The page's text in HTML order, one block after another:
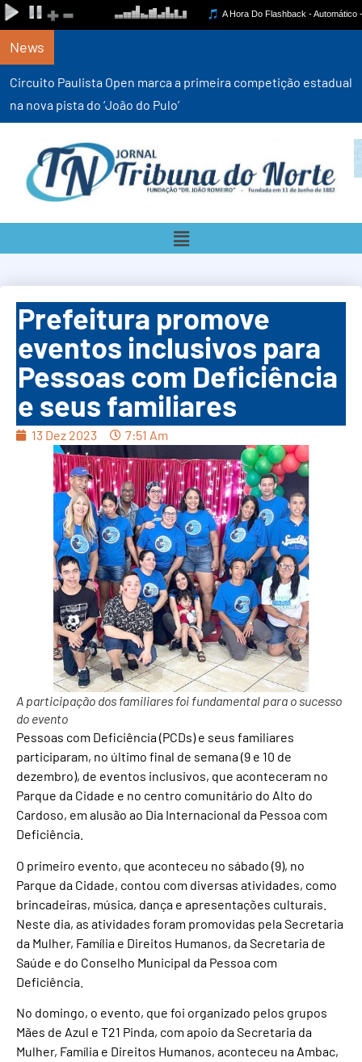
News
Circuito Paulista Open marca a primeira competição estadual
na nova pista do ‘João do Pulo’
Prefeitura promove
eventos inclusivos para
Pessoas com Deficiência
e seus familiares
13 Dez 2023 7:51 Am
A participação dos familiares foi fundamental para o sucesso
do evento
Pessoas com Deficiência (PCDs) e seus familiares
participaram, no último final de semana (9 e 10 de
dezembro), de eventos inclusivos, que aconteceram no
Parque da Cidade e no centro comunitário do Alto do
Cardoso, em alusão ao Dia Internacional da Pessoa com
Deficiência.
O primeiro evento, que aconteceu no sábado (9), no
Parque da Cidade, contou com diversas atividades, como
brincadeiras, música, dança e apresentações culturais.
Neste dia, as atividades foram promovidas pela Secretaria
da Mulher, Família e Direitos Humanos, da Secretaria de
Saúde e do Conselho Municipal da Pessoa com
Deficiência.
No domingo, o evento, que foi organizado pelos grupos
Mães de Azul e T21 Pinda, com apoio da Secretaria da
Mulher, Família e Direitos Humanos, aconteceu na Ambac,